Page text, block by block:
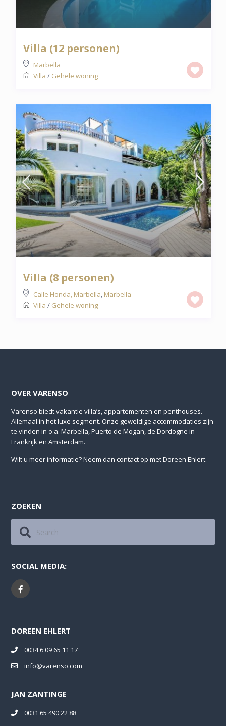
Villa (12 personen)
Marbella
Villa / Gehele woning
Villa (8 personen)
Calle Honda, Marbella, Marbella
Villa / Gehele woning
OVER VARENSO
Varenso biedt vakantie villa’s, appartementen en penthouses.
Allemaal in het luxe segment. Onze geweldige accommodaties zijn
te vinden in o.a. Marbella, Puerto de Mogan, de Dordogne in
Frankrijk en Amsterdam.
Wilt u meer informatie? Neem dan contact op met Doreen Ehlert.
ZOEKEN
SOCIAL MEDIA:
DOREEN EHLERT
0034 6 09 65 11 17
info@varenso.com
JAN ZANTINGE
0031 65 490 22 88